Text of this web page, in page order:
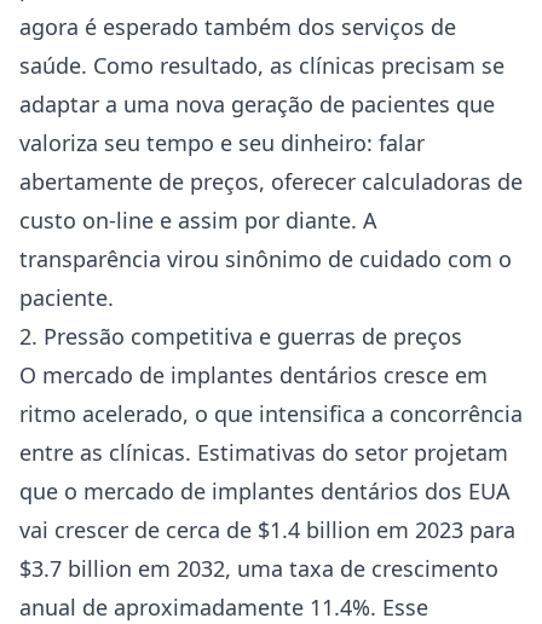
agora é esperado também dos serviços de
saúde. Como resultado, as clínicas precisam se
adaptar a uma nova geração de pacientes que
valoriza seu tempo e seu dinheiro: falar
abertamente de preços, oferecer calculadoras de
custo on-line e assim por diante. A
transparência virou sinônimo de cuidado com o
paciente.
2. Pressão competitiva e guerras de preços
O mercado de implantes dentários cresce em
ritmo acelerado, o que intensifica a concorrência
entre as clínicas. Estimativas do setor projetam
que o mercado de implantes dentários dos EUA
vai crescer de cerca de $1.4 billion em 2023 para
$3.7 billion em 2032, uma taxa de crescimento
anual de aproximadamente 11.4%. Esse